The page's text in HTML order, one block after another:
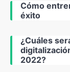
Cómo
éxito
¿Cuáles
2022?